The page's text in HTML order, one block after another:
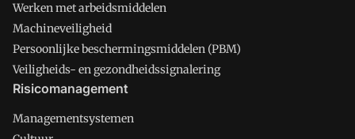
Werken met arbeidsmiddelen
Machineveiligheid
Persoonlijke beschermingsmiddelen (PBM)
Veiligheids- en gezondheidssignalering
Risicomanagement
Managementsystemen